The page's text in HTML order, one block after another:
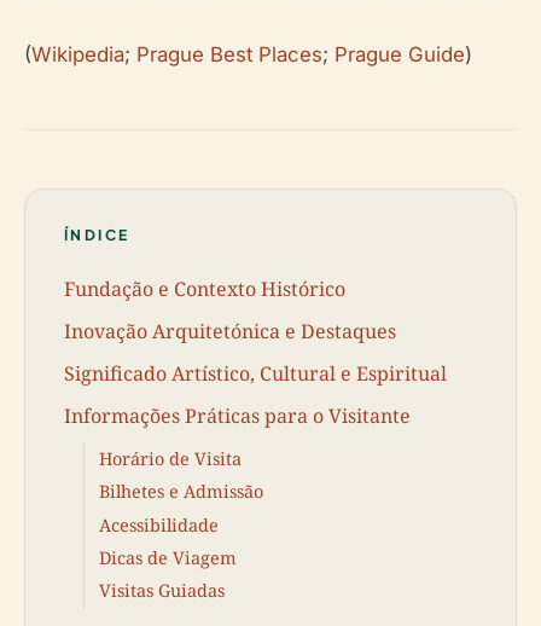
(Wikipedia; Prague Best Places; Prague Guide)
ÍNDICE
Fundação e Contexto Histórico
Inovação Arquitetónica e Destaques
Significado Artístico, Cultural e Espiritual
Informações Práticas para o Visitante
Horário de Visita
Bilhetes e Admissão
Acessibilidade
Dicas de Viagem
Visitas Guiadas